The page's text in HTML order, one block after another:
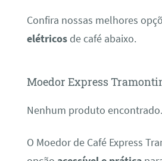
Confira nossas melhores
elétricosde café abaixo.
Moedor Express
Nenhum produto encontrado.
O Moedor de Café Express